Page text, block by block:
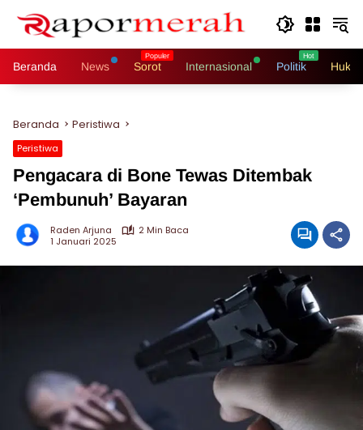
Beranda News Sorot Internasional Politik
Beranda Peristiwa
Peristiwa
Pengacara di Bone Tewas Ditembak
‘Pembunuh’ Bayaran
Raden Arjuna
2 Min Baca
1 Januari 2025